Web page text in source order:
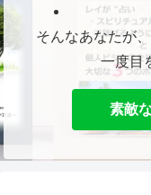
そんなあなたが
一度目
素敵